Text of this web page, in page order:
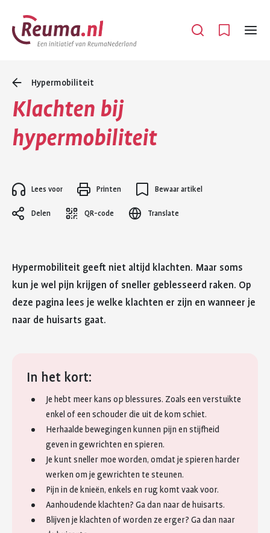
Spring
naar
hoofdinhoud
Spring
naar
footer
Open
Menu
Hypermobiliteit
Klachten bij
hypermobiliteit
Lees voor Printen Bewaar artikel
Delen QR-code Translate
Hypermobiliteit geeft niet altijd klachten. Maar soms
kun je wel pijn krijgen of sneller geblesseerd raken. Op
deze pagina lees je welke klachten er zijn en wanneer je
naar de huisarts gaat.
In het kort:
Je hebt meer kans op blessures. Zoals een verstuikte
enkel of een schouder die uit de kom schiet.
Herhaalde bewegingen kunnen pijn en stijfheid
geven in gewrichten en spieren.
Je kunt sneller moe worden, omdat je spieren harder
werken om je gewrichten te steunen.
Pijn in de knieën, enkels en rug komt vaak voor.
Aanhoudende klachten? Ga dan naar de huisarts.
Blijven je klachten of worden ze erger? Ga dan naar